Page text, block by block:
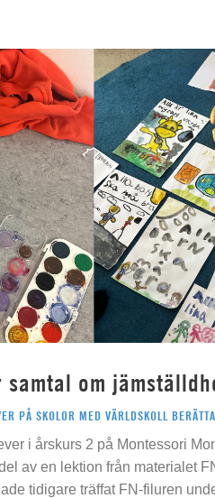
om
PÅ SKOLOR MED VÄRLDSKOLL
i årskurs 2 på Montessori
av en lektion från materialet
tidigare träffat FN-filuren